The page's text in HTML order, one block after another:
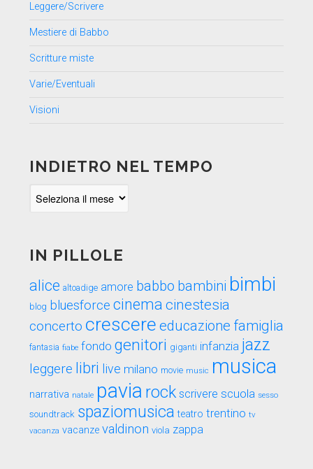
Leggere/Scrivere
Mestiere di Babbo
Scritture miste
Varie/Eventuali
Visioni
INDIETRO NEL TEMPO
IN PILLOLE
alice altoadige amore babbo bambini bimbi
blog bluesforce cinema cinestesia
concerto crescere educazione famiglia
fantasia fiabe fondo genitori giganti infanzia jazz
leggere libri live milano movie music musica
narrativa natale pavia rock scrivere scuola sesso
soundtrack spaziomusica teatro trentino tv
vacanza vacanze valdinon viola zappa